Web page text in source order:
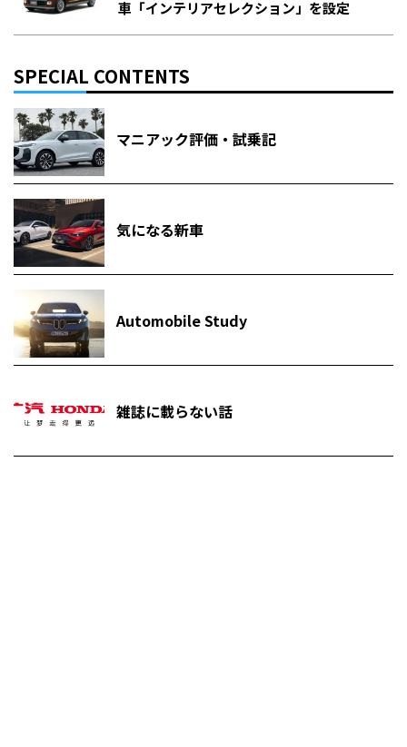
車「インテリアセレクション」を設定
SPECIAL CONTENTS
マニアック評価・試乗記
気になる新車
Automobile Study
雑誌に載らない話